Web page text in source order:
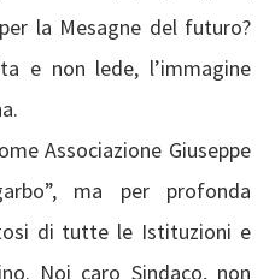
la Mesagne del futuro?
e non lede, l’immagine
Associazione Giuseppe
ma per profonda
di tutte le Istituzioni e
Noi caro Sindaco, non